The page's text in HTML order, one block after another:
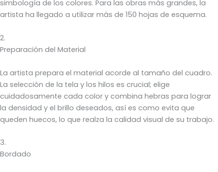
simbología de los colores. Para las obras más grandes, la
artista ha llegado a utilizar más de 150 hojas de esquema.
2.
Preparación del Material
La artista prepara el material acorde al tamaño del cuadro.
La selección de la tela y los hilos es crucial; elige
cuidadosamente cada color y combina hebras para lograr
la densidad y el brillo deseados, así es como evita que
queden huecos, lo que realza la calidad visual de su trabajo.
3.
Bordado